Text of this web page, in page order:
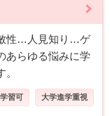
性…人見知り…ゲ
あらゆる悩みに学
習可 大学進学重視